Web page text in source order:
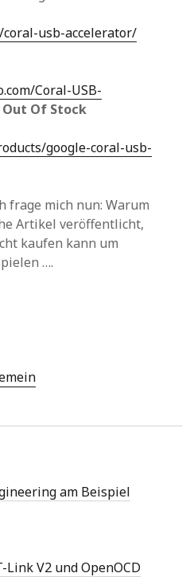
usb-accelerator/
Coral-USB-
Out Of Stock
google-coral-usb-
frage mich nun: Warum
Artikel veröffentlicht,
kaufen kann um
….
am Beispiel
Link V2 und OpenOCD